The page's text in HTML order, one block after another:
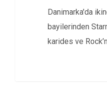
Danimarka'da
bayilerinden
karides ve